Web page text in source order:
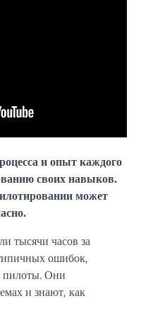
и опыт каждого
своих навыков.
может
тысячи часов за
ошибок,
пилоты. Они
и знают, как